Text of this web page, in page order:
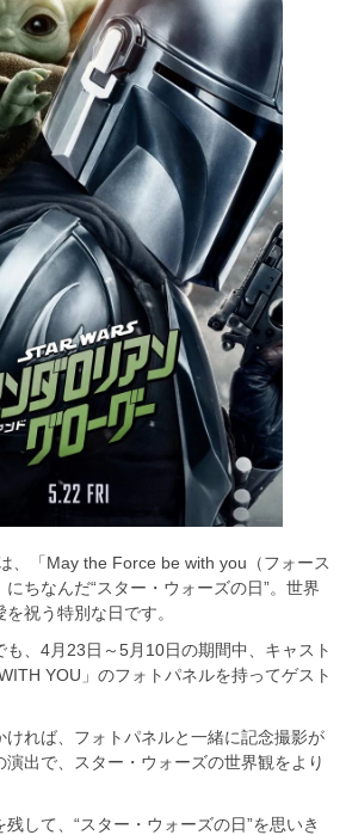
、「May the Force be with you（フォース
ちなんだ“スター・ウォーズの日”。世界
祝う特別な日です。
、4月23日～5月10日の期間中、キャスト
YOU」のフォトパネルを持ってゲスト
れば、フォトパネルと一緒に記念撮影が
出で、スター・ウォーズの世界観をより
して、“スター・ウォーズの日”を思いき